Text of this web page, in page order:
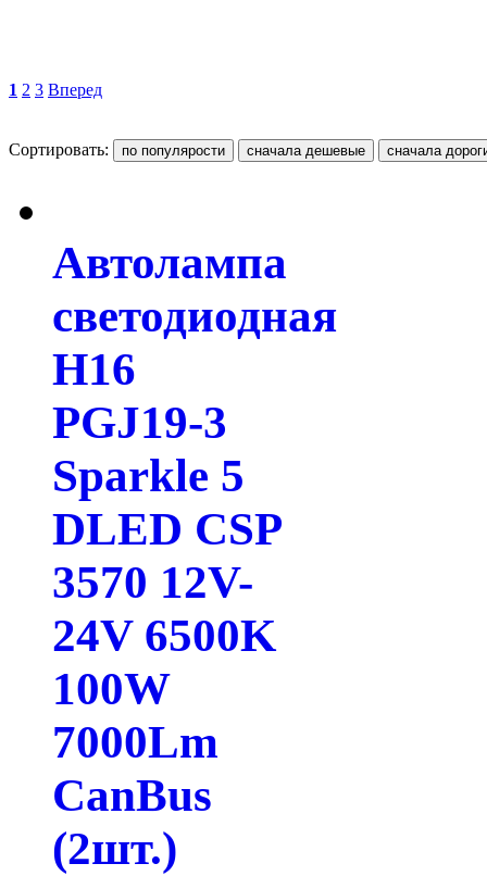
1 2 3 Вперед
Сортировать:
Автолампа
светодиодная
H16
PGJ19-3
Sparkle 5
DLED CSP
3570 12V-
24V 6500K
100W
7000Lm
CanBus
(2шт.)